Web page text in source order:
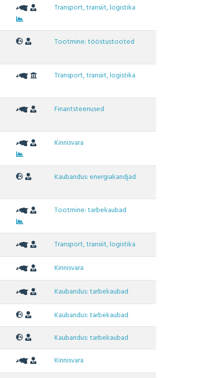
Transport, transiit, logistika
Tootmine: tööstustooted
Transport, transiit, logistika
Finantsteenused
Kinnisvara
Kaubandus: energiakandjad
Tootmine: tarbekaubad
Transport, transiit, logistika
Kinnisvara
Kaubandus: tarbekaubad
Kaubandus: tarbekaubad
Kaubandus: tarbekaubad
Kinnisvara